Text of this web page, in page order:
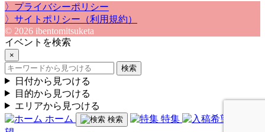
〉プライバシーポリシー
〉サイトポリシー（利用規約）
© 2026 ibentomitsuketa
イベントを検索
×
検索
日付から見つける
目的から見つける
エリアから見つける
ホーム
検索 特集